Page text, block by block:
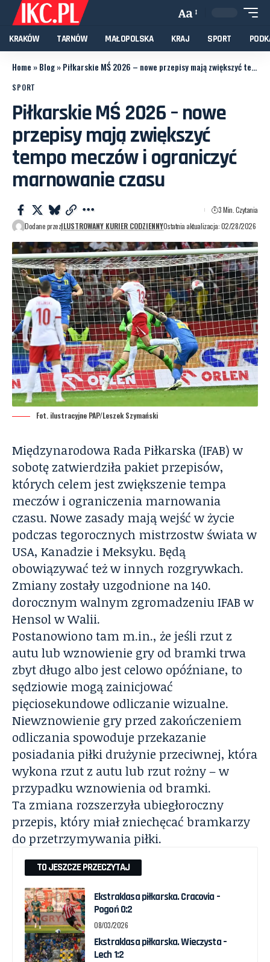
Aa
KRAKÓW TARNÓW MAŁOPOLSKA KRAJ SPORT
Home »Blog»Piłkarskie MŚ 2026 – nowe przepisy mają zwiększyć tempo meczów i ograniczyć marnowanie czasu
SPORT
Piłkarskie MŚ 2026 – nowe
przepisy mają zwiększyć
tempo meczów i ograniczyć
marnowanie czasu
Dodane przezILUSTROWANY KURIER CODZIENNYOstatnia aktualizacja: 02/28/2026
3 Min. Czytania
Fot. ilustracyjne PAP/Leszek Szymański
Międzynarodowa Rada Piłkarska (IFAB) w
sobotę zatwierdziła pakiet przepisów,
których celem jest zwiększenie tempa
meczów i ograniczenia marnowania
czasu. Nowe zasady mają wejść w życie
podczas tegorocznych mistrzostw świata w
USA, Kanadzie i Meksyku. Będą
obowiązywać też w innych rozgrywkach.
Zmiany zostały uzgodnione na 140.
dorocznym walnym zgromadzeniu IFAB w
Hensol w Walii.
Postanowiono tam m.in., że jeśli rzut z
autu lub wznowienie gry od bramki trwa
zbyt długo albo jest celowo opóźniane, to
sędziowie mogą zainicjować
pięciosekundowe odliczanie wizualne.
Niewznowienie gry przed zakończeniem
odliczania spowoduje przekazanie
posiadania piłki drużynie przeciwnej, która
wykona rzut z autu lub rzut rożny – w
przypadku wznowienia od bramki.
Ta zmiana rozszerzyła ubiegłoroczny
przepis, który miał zniechęcać bramkarzy
do przetrzymywania piłki.
TO JESZCZE PRZECZYTAJ
Ekstraklasa piłkarska. Cracovia –
Pogoń 0:2
08/03/2026
Ekstraklasa piłkarska. Wieczysta –
Lech 1:2